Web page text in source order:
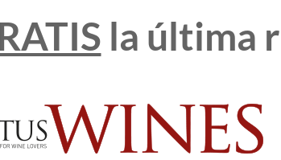
la última